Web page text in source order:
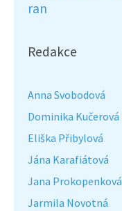
ran
Redakce
Anna Svobodová
Dominika Kučerová
Eliška Přibylová
Jána Karafiátová
Jana Prokopenková
Jarmila Novotná